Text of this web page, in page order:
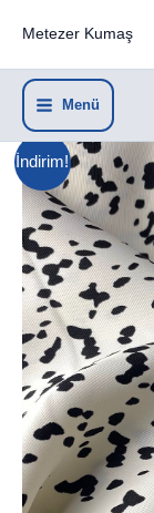
atlaMetezer Kumaş
Menü
İndirim!